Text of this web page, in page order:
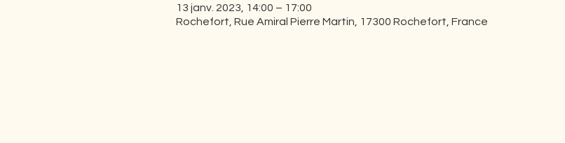
13 janv. 2023, 14:00 – 17:00
Rochefort, Rue Amiral Pierre Martin, 17300 Rochefort, France